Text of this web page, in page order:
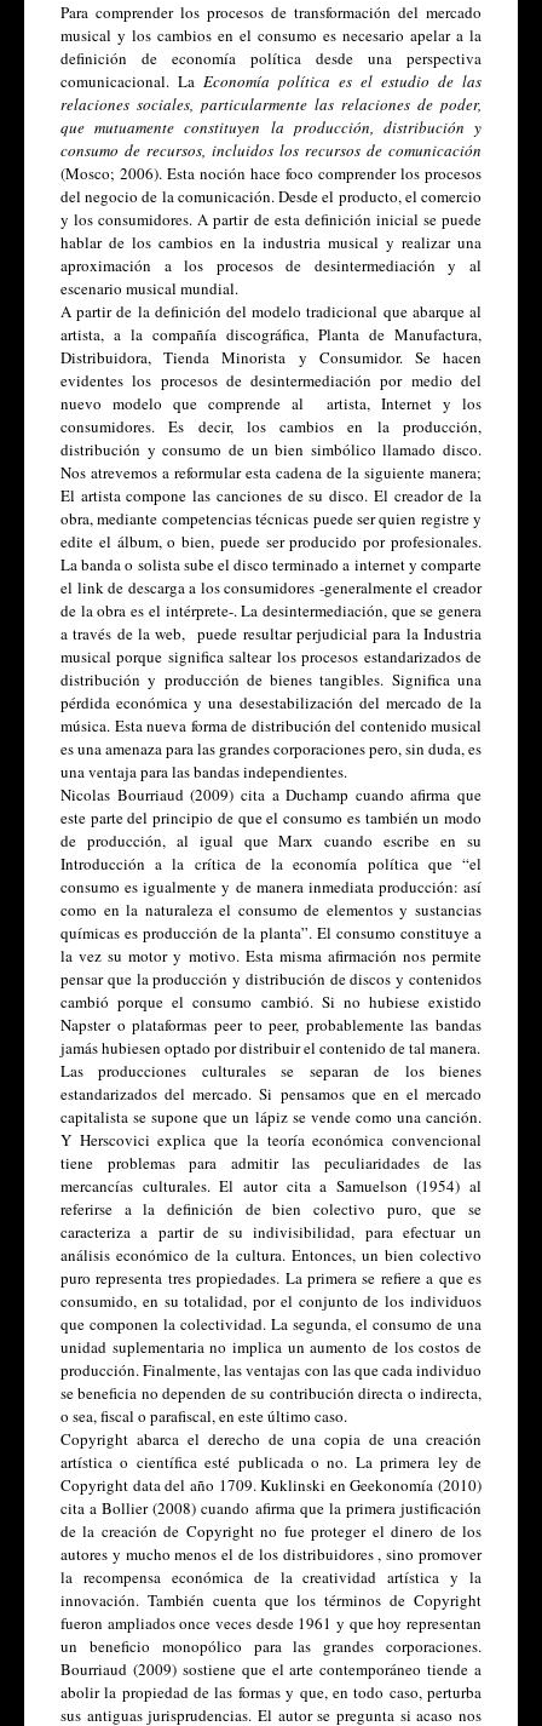
Para comprender los procesos de transformación del mercado
musical y los cambios en el consumo es necesario apelar a la
definición de economía política desde una perspectiva
comunicacional. La Economía política es el estudio de las
relaciones sociales, particularmente las relaciones de poder,
que mutuamente constituyen la producción, distribución y
consumo de recursos, incluidos los recursos de comunicación
(Mosco; 2006). Esta noción hace foco comprender los procesos
del negocio de la comunicación. Desde el producto, el comercio
y los consumidores. A partir de esta definición inicial se puede
hablar de los cambios en la industria musical y realizar una
aproximación a los procesos de desintermediación y al
escenario musical mundial.
A partir de la definición del modelo tradicional que abarque al
artista, a la compañía discográfica, Planta de Manufactura,
Distribuidora, Tienda Minorista y Consumidor. Se hacen
evidentes los procesos de desintermediación por medio del
nuevo modelo que comprende al  artista, Internet y los
consumidores. Es decir, los cambios en la producción,
distribución y consumo de un bien simbólico llamado disco.
Nos atrevemos a reformular esta cadena de la siguiente manera;
El artista compone las canciones de su disco. El creador de la
obra, mediante competencias técnicas puede ser quien registre y
edite el álbum, o bien, puede ser producido por profesionales.
La banda o solista sube el disco terminado a internet y comparte
el link de descarga a los consumidores -generalmente el creador
de la obra es el intérprete-. La desintermediación, que se genera
a través de la web,  puede resultar perjudicial para la Industria
musical porque significa saltear los procesos estandarizados de
distribución y producción de bienes tangibles. Significa una
pérdida económica y una desestabilización del mercado de la
música. Esta nueva forma de distribución del contenido musical
es una amenaza para las grandes corporaciones pero, sin duda, es
una ventaja para las bandas independientes.
Nicolas Bourriaud (2009) cita a Duchamp cuando afirma que
este parte del principio de que el consumo es también un modo
de producción, al igual que Marx cuando escribe en su
Introducción a la crítica de la economía política que “el
consumo es igualmente y de manera inmediata producción: así
como en la naturaleza el consumo de elementos y sustancias
químicas es producción de la planta”. El consumo constituye a
la vez su motor y motivo. Esta misma afirmación nos permite
pensar que la producción y distribución de discos y contenidos
cambió porque el consumo cambió. Si no hubiese existido
Napster o plataformas peer to peer, probablemente las bandas
jamás hubiesen optado por distribuir el contenido de tal manera.
Las producciones culturales se separan de los bienes
estandarizados del mercado. Si pensamos que en el mercado
capitalista se supone que un lápiz se vende como una canción.
Y Herscovici explica que la teoría económica convencional
tiene problemas para admitir las peculiaridades de las
mercancías culturales. El autor cita a Samuelson (1954) al
referirse a la definición de bien colectivo puro, que se
caracteriza a partir de su indivisibilidad, para efectuar un
análisis económico de la cultura. Entonces, un bien colectivo
puro representa tres propiedades. La primera se refiere a que es
consumido, en su totalidad, por el conjunto de los individuos
que componen la colectividad. La segunda, el consumo de una
unidad suplementaria no implica un aumento de los costos de
producción. Finalmente, las ventajas con las que cada individuo
se beneficia no dependen de su contribución directa o indirecta,
o sea, fiscal o parafiscal, en este último caso.
Copyright abarca el derecho de una copia de una creación
artística o científica esté publicada o no. La primera ley de
Copyright data del año 1709. Kuklinski en Geekonomía (2010)
cita a Bollier (2008) cuando afirma que la primera justificación
de la creación de Copyright no fue proteger el dinero de los
autores y mucho menos el de los distribuidores , sino promover
la recompensa económica de la creatividad artística y la
innovación. También cuenta que los términos de Copyright
fueron ampliados once veces desde 1961 y que hoy representan
un beneficio monopólico para las grandes corporaciones.
Bourriaud (2009) sostiene que el arte contemporáneo tiende a
abolir la propiedad de las formas y que, en todo caso, perturba
sus antiguas jurisprudencias. El autor se pregunta si acaso nos